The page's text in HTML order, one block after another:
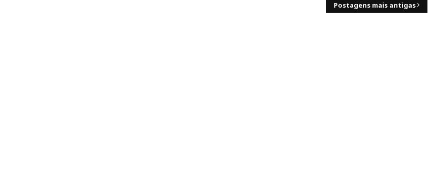
Postagens mais antigas